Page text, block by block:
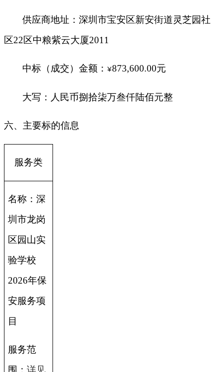
供应商地址：深圳市宝安区新安街道灵芝园社
区22区中粮紫云大厦2011
中标（成交）金额： ¥873,600.00元
大写：人民币捌拾柒万叁仟陆佰元整
六、主要标的信息
服务类
名称： 深
圳市龙岗
区园山实
验学校
2026年保
安服务项
目
服务范
围： 详见